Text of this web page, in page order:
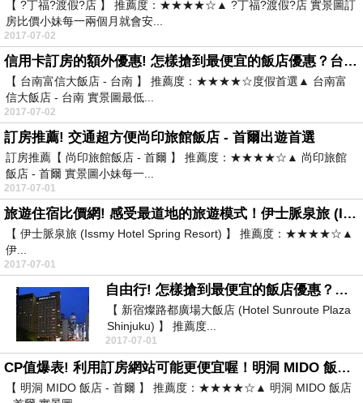
【 ?丁福?渡假?店 】 推薦度：★★★★☆▲ ?丁福?渡假?店 實景圖訂
房比價小妹每一兩個月就會安...
2017-07-02
信用卡訂房的額外優惠! 怎樣搶到最便宜的飯店優惠？台南富信大飯店 - 台南的訂房優惠
【 台南富信大飯店 - 台南 】 推薦度：★★★★☆度假首選▲ 台南富
信大飯店 - 台南 實景圖最低...
2017-07-02
訂房推薦! 交通超方便尚印旅館飯店 - 首爾出遊首選
訂房推薦【 尚印旅館飯店 - 首爾 】 推薦度：★★★★☆▲ 尚印旅館
飯店 - 首爾 實景圖小妹每一...
2017-07-01
旅遊住宿比價網! 感受最道地的旅遊模式！伊士脈泉旅 (Issmy Hotel Spring Resort)怎樣訂房最划算？
【 伊士脈泉旅 (Issmy Hotel Spring Resort) 】 推薦度：★★★★☆▲
伊...
2017-07-01
自由行! 怎樣搶到最便宜的飯店優惠？新宿燦路都廣場大飯店 (Hotel Sunroute Plaza Shinjuku)住宿排行榜
【 新宿燦路都廣場大飯店 (Hotel Sunroute Plaza
Shinjuku) 】 推薦度...
2017-07-01
CP值爆表! 利用訂房網站可能更便宜喔！明洞 MIDO 飯店 - 首爾住宿心得
【 明洞 MIDO 飯店 - 首爾 】 推薦度：★★★★☆▲ 明洞 MIDO 飯店